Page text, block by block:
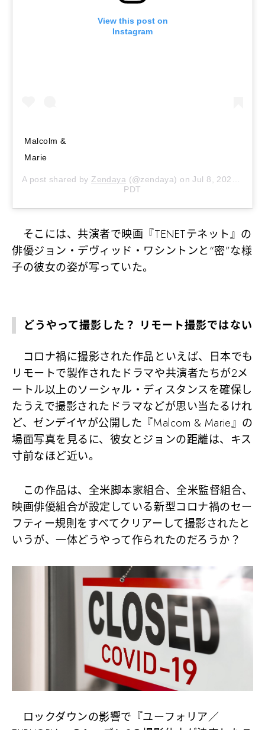
View this post on
Instagram
Malcolm &
Marie
A post shared byZendaya (@zendaya) onJul 8, 2020 at 4:03pm
PDT
そこには、共演者で映画『TENETテネット』の
俳優ジョン・デヴィッド・ワシントンと“密”な様
子の彼女の姿が写っていた。
どうやって撮影した？ リモート撮影ではない
コロナ禍に撮影された作品といえば、日本でも
リモートで製作されたドラマや共演者たちが2メ
ートル以上のソーシャル・ディスタンスを確保し
たうえで撮影されたドラマなどが思い当たるけれ
ど、ゼンデイヤが公開した『Malcom & Marie』の
場面写真を見るに、彼女とジョンの距離は、キス
寸前なほど近い。
この作品は、全米脚本家組合、全米監督組合、
映画俳優組合が設定している新型コロナ禍のセー
フティー規則をすべてクリアーして撮影されたと
いうが、一体どうやって作られたのだろうか？
ロックダウンの影響で『ユーフォリア／